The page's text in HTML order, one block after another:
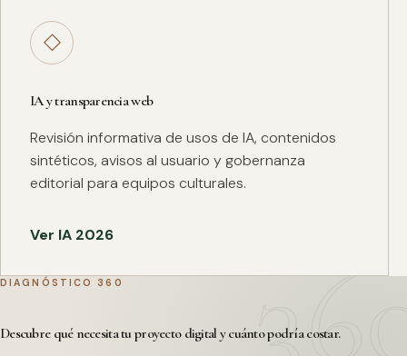
◇
IA y transparencia web
Revisión informativa de usos de IA, contenidos
sintéticos, avisos al usuario y gobernanza
editorial para equipos culturales.
Ver IA 2026
DIAGNÓSTICO 360
Descubre qué necesita tu proyecto digital y cuánto podría costar.